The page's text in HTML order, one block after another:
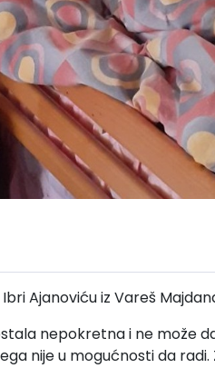
Ajanoviću iz Vareš
nepokretna i ne može
nije u mogućnosti da radi.